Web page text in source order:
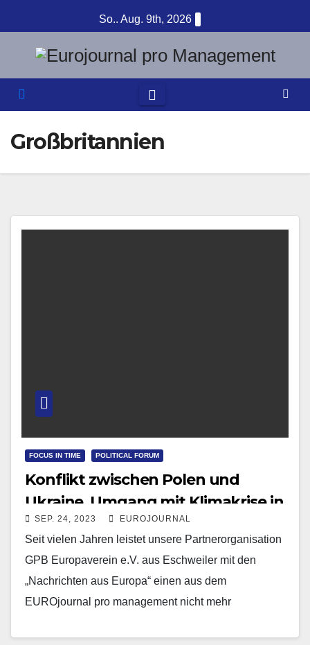
Inhalt
springen
So.. Aug. 9th, 2026
Großbritannien
FOCUS IN TIME POLITICAL FORUM
Konflikt zwischen Polen und
Ukraine, Umgang mit Klimakrise in
Großbritannien und
Migrationsthematik in Europa
SEP. 24, 2023 EUROJOURNAL
Seit vielen Jahren leistet unsere Partnerorganisation
GPB Europaverein e.V. aus Eschweiler mit den
„Nachrichten aus Europa“ einen aus dem
EUROjournal pro management nicht mehr